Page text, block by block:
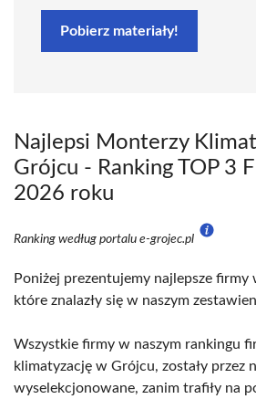
Pobierz materiały!
Najlepsi Monterzy
Grójcu - Ranking TOP 3
2026 roku
Ranking według portalu e-grojec.pl
Poniżej prezentujemy najlepsze
które znalazły się w naszym
Wszystkie firmy w naszym rankingu
klimatyzację w Grójcu, zostały przez
wyselekcjonowane, zanim trafiły na